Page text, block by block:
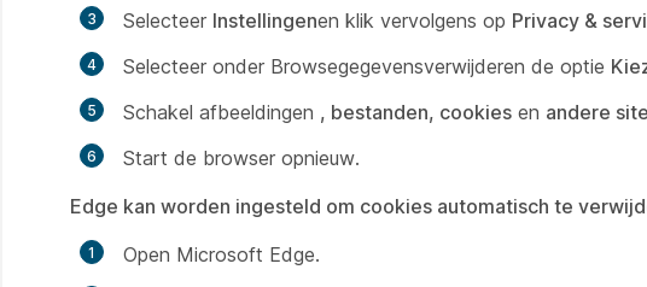
Selecteer Instellingenen klik vervolgens op Privacy &
Selecteer onder Browsegegevensverwijderen de optie
Schakel afbeeldingen , bestanden, cookies en andere
Start de browser opnieuw.
Edge kan worden ingesteld om cookies automatisch te
Open Microsoft Edge.